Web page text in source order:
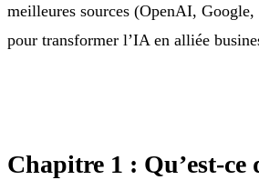
meilleures sources (OpenAI,
pour transformer l’IA en alliée
Chapitre 1 : Qu’est-ce